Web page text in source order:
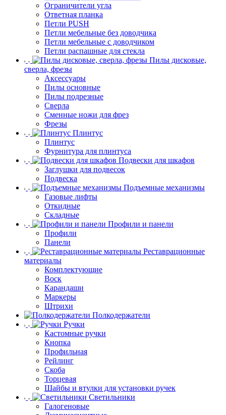
Ограничители угла
Ответная планка
Петли PUSH
Петли мебельные без доводчика
Петли мебельные с доводчиком
Петли распашные для стекла
Пилы дисковые,
сверла, фрезы
Аксессуары
Пилы основные
Пилы подрезные
Сверла
Сменные ножи для фрез
Фрезы
Плинтус
Плинтус
Фурнитура для плинтуса
Подвески для шкафов
Заглушки для подвесок
Подвеска
Подъемные механизмы
Газовые лифты
Откидные
Складные
Профили и панели
Профили
Панели
Реставрационные
материалы
Комплектующие
Воск
Карандаши
Маркеры
Штрихи
Полкодержатели
Ручки
Кастомные ручки
Кнопка
Профильная
Рейлинг
Скоба
Торцевая
Шайбы и втулки для установки ручек
Светильники
Галогеновые